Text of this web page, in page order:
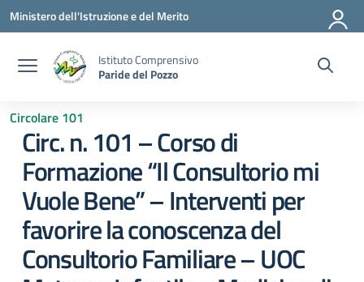
Vai ai contenuti
Vai al menu di navigazione
Vai al footer
Ministero dell'Istruzione e del Merito
Istituto Comprensivo
Paride del Pozzo
Circolare 101
Circ. n. 101 – Corso di
Formazione “Il Consultorio mi
Vuole Bene” – Interventi per
favorire la conoscenza del
Consultorio Familiare – UOC